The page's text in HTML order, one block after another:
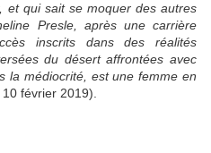
et qui sait se moquer des autres
Presle, après une carrière
inscrits dans des réalités
du désert affrontées avec
la médiocrité, est une femme en
février 2019).